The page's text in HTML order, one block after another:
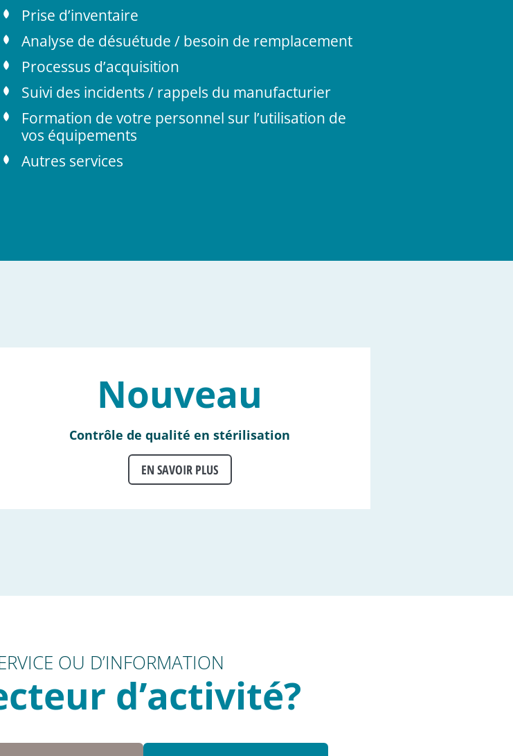
Prise d’inventaire
Analyse de désuétude / besoin de remplacement
Processus d’acquisition
Suivi des incidents / rappels du manufacturier
Formation de votre personnel sur l’utilisation de
vos équipements
Autres services
Nouveau
Contrôle de qualité en stérilisation
EN SAVOIR PLUS
OU D’INFORMATION
d’activité?